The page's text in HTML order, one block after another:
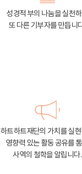
성경적 부의 나눔을 실천
또 다른 기부자를 만듭니
하트하트재단의 가치를 실
영향력 있는 활동 공유를
사역의 철학을 알립니다.